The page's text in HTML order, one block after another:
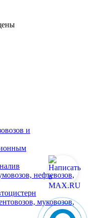
и
нефтевозов,
муковозов,